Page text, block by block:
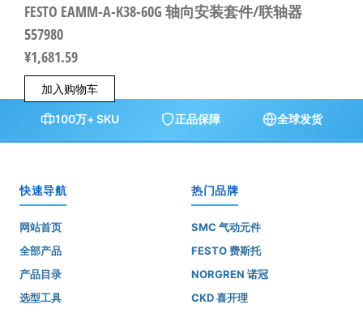
FESTO EAMM-A-K38-60G 轴向安装套件/联轴器
557980
¥1,681.59
加入购物车
100万+ SKU 正品保障 全球发货
快速导航
网站首页
全部产品
产品目录
选型工具
热门品牌
SMC 气动元件
FESTO 费斯托
NORGREN 诺冠
CKD 喜开理